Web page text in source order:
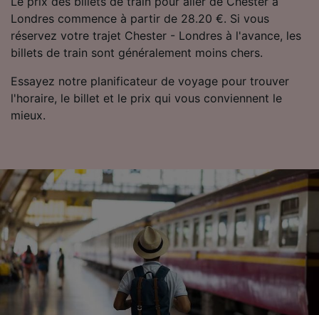
Londres commence à partir de 28.20 €. Si vous
réservez votre trajet Chester - Londres à l'avance, les
billets de train sont généralement moins chers.
Essayez notre planificateur de voyage pour trouver
l'horaire, le billet et le prix qui vous conviennent le
mieux.